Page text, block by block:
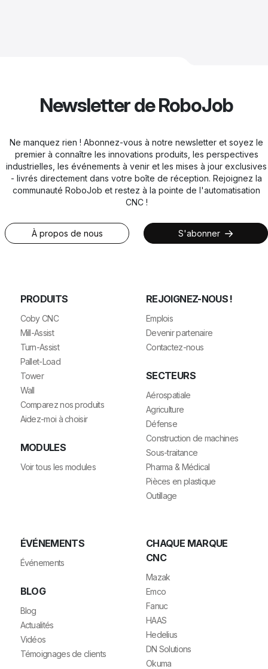
Newsletter de RoboJob
Ne manquez rien ! Abonnez-vous à notre newsletter et soyez le
premier à connaître les innovations produits, les perspectives
industrielles, les événements à venir et les mises à jour exclusives
- livrés directement dans votre boîte de réception. Rejoignez la
communauté RoboJob et restez à la pointe de l'automatisation
CNC !
À propos de nous S'abonner
PRODUITS
Coby CNC
Mill-Assist
Turn-Assist
Pallet-Load
Tower
Wall
Comparez nos produits
Aidez-moi à choisir
MODULES
Voir tous les modules
REJOIGNEZ-NOUS !
Emplois
Devenir partenaire
Contactez-nous
SECTEURS
Aérospatiale
Agriculture
Défense
Construction de machines
Sous-traitance
Pharma & Médical
Pièces en plastique
Outillage
ÉVÉNEMENTS
Événements
BLOG
Blog
Actualités
Vidéos
Témoignages de clients
CHAQUE MARQUE
CNC
Mazak
Emco
Fanuc
HAAS
Hedelius
DN Solutions
Okuma